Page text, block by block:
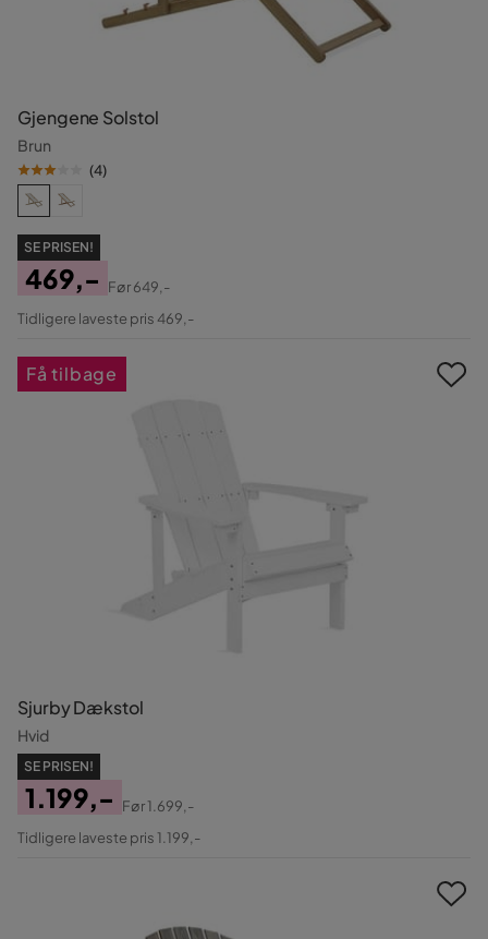
Gjengene Solstol
Brun
(4)
SE PRISEN!
Pris
469,-
Original
Før649,-
Tidligere laveste pris 469,-
Sjurby Dækstol
Hvid
SE PRISEN!
Pris
1.199,-
Original
Før1.699,-
Tidligere laveste pris 1.199,-
Få tilbage